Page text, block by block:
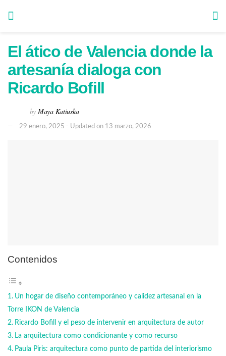
El ático de Valencia donde la
artesanía dialoga con
Ricardo Bofill
by Maya Katiuska
29 enero, 2025 - Updated on 13 marzo, 2026
Contenidos
Un hogar de diseño contemporáneo y calidez artesanal en la
Torre IKON de Valencia
Ricardo Bofill y el peso de intervenir en arquitectura de autor
La arquitectura como condicionante y como recurso
Paula Piris: arquitectura como punto de partida del interiorismo